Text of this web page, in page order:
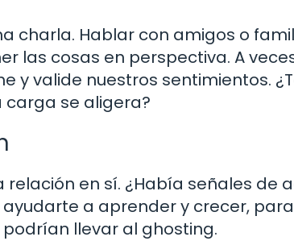
charla. Hablar con amigos o
las cosas en perspectiva. A
y valide nuestros sentimientos.
se aligera?
en sí. ¿Había señales de
a aprender y crecer,
llevar al ghosting.